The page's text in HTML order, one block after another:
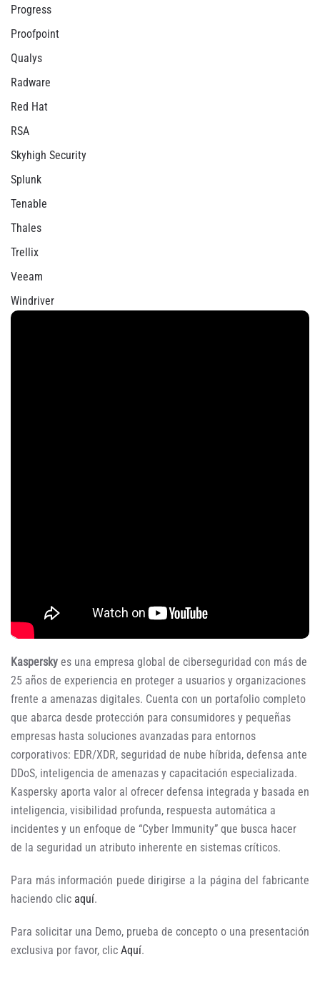
Progress
Proofpoint
Qualys
Radware
Red Hat
RSA
Skyhigh Security
Splunk
Tenable
Thales
Trellix
Veeam
Windriver
Kaspersky es una empresa global de ciberseguridad con más de
25 años de experiencia en proteger a usuarios y organizaciones
frente a amenazas digitales. Cuenta con un portafolio completo
que abarca desde protección para consumidores y pequeñas
empresas hasta soluciones avanzadas para entornos
corporativos: EDR/XDR, seguridad de nube híbrida, defensa ante
DDoS, inteligencia de amenazas y capacitación especializada.
Kaspersky aporta valor al ofrecer defensa integrada y basada en
inteligencia, visibilidad profunda, respuesta automática a
incidentes y un enfoque de “Cyber Immunity” que busca hacer
de la seguridad un atributo inherente en sistemas críticos.
Para más información puede dirigirse a la página del fabricante
haciendo clic aquí.
Para solicitar una Demo, prueba de concepto o una presentación
exclusiva por favor, clic Aquí.